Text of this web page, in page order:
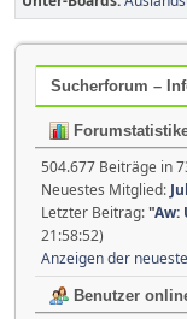
Sucherforum –
504.677 Beiträge in
Neuestes Mitglied:
Letzter Beitrag:"Aw:
21:58:52)
Anzeigen der
Benutzer